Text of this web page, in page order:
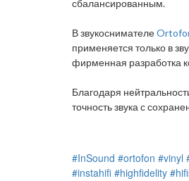
сбалансированным.
В звукоснимателе
применяется только в
фирменная разработка
Благодаря
точность звука с
#InSound #ortofon #vinyl
#instahifi #highfidelity